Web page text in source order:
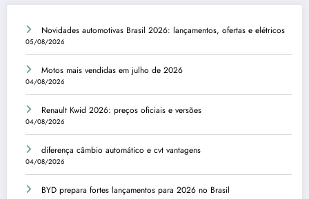
Novidades automotivas Brasil 2026: lançamentos, ofertas e elétricos
05/08/2026
Motos mais vendidas em julho de 2026
04/08/2026
Renault Kwid 2026: preços oficiais e versões
04/08/2026
diferença câmbio automático e cvt vantagens
04/08/2026
BYD prepara fortes lançamentos para 2026 no Brasil